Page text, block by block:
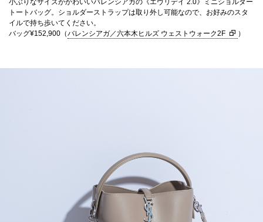
小ぶりなサイズがかわいいバレンシアガの《エヴリデイ 2.0》ミニショルダー
トートバッグ。ショルダーストラップは取り外し可能なので、お好みのスタ
イルで持ち歩いてください。
バッグ¥152,900（バレンシアガ／六本木ヒルズ ウェストウォーク2F ）